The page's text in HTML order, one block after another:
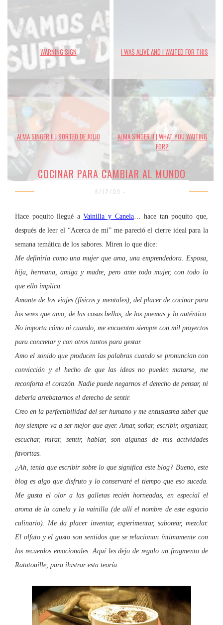
WARNING SIGN I WAS ALIVE AND I WAITED FOR THIS
ALMA SINGER II | SORTEO DE JULIO
ALMA SINGER II | WHAT YOU WAITING
FOR?
COCINAR PARA CAMBIAR AL MUNDO
6/12/09 -
Hace poquito llegué aVainilla y Canela… hace tan poquito que,
después de leer el “Acerca de mí” me pareció el cierre ideal para la
semana temática de los sabores. Miren lo que dice:
Me definiría como una mujer que ama, una emprendedora. Esposa,
hija, hermana, amiga y madre, pero ante todo mujer, con todo lo
que ello implica.
Amante de los viajes (físicos y mentales), del placer de cocinar para
los seres que amo, de las cosas bellas, de los poemas y lo auténtico.
No importa cómo ni cuando, me encuentro siempre con mil proyectos
para concretar y con otros tantos para gestar.
Amo el sonido que producen las palabras cuando se pronuncian con
convicción y el hecho de que las ideas no pueden matarse, me
reconforta el corazón. Nadie puede negarnos el derecho de pensar, ni
debería arrebatarnos el derecho de sentir.
Creo en la perfectibilidad del ser humano y me entusiasma saber que
hoy siempre va a ser mejor que ayer. Amar, soñar, escribir, organizar,
escuchar, mirar, sentir, hablar, son algunas de mis actividades
favoritas.
¿Ah, tenía que escribir sobre lo que significa este blog? Bueno, este
blog es algo que disfruto y lo conservaré el tiempo que eso suceda.
Me gusta el olor a las galletas recién horneadas, en especial el
aroma de la canela y la vainilla (de allí el nombre de este espacio
culinario). Me da placer inventar, experimentar, saborear, mezclar.
El olfato y el gusto son sentidos que se relacionan íntimamente con
los recuerdos emocionales. Aquí les dejo de regalo un fragmento de
Ratatouille, para ilustrar esta teoría.